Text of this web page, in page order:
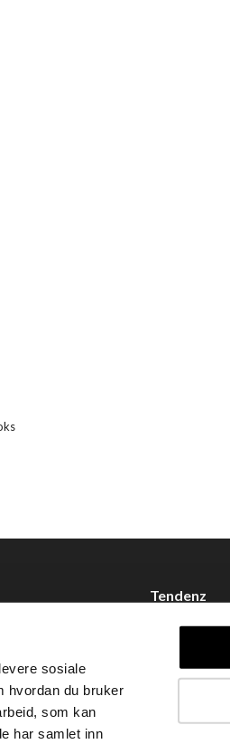
sosiale
hvordan du bruker
som kan
har samlet inn
Tendenz
Handle hos oss